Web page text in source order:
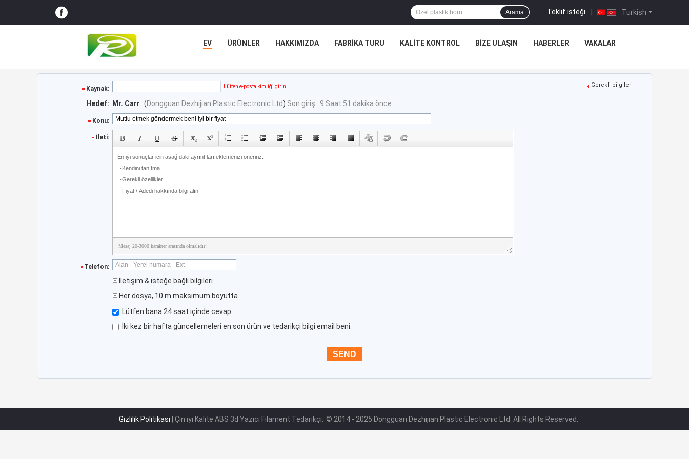
Turkish
Teklif isteği |
Arama
EV ÜRÜNLER HAKKIMIZDA FABRIKA TURU KALITE KONTROL BIZE ULAŞIN HABERLER VAKALAR
Kaynak: Lütfen e-posta kimliği girin. Gerekli bilgileri
Hedef: Mr. Carr (Dongguan Dezhijian Plastic Electronic Ltd) Son giriş : 9 Saat 51 dakika önce
Konu:
İleti:
Mesaj 20-3000 karakter arasında olmalıdır!
Telefon:
İletişim & isteğe bağlı bilgileri
Her dosya, 10 m maksimum boyutta.
Lütfen bana 24 saat içinde cevap.
İki kez bir hafta güncellemeleri en son ürün ve tedarikçi bilgi email beni.
Gizlilik Politikası | Çin iyi Kalite ABS 3d Yazıcı Filament Tedarikçi. © 2014 - 2025 Dongguan Dezhijian Plastic Electronic Ltd. All Rights Reserved.